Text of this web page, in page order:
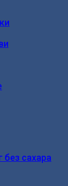
сахара